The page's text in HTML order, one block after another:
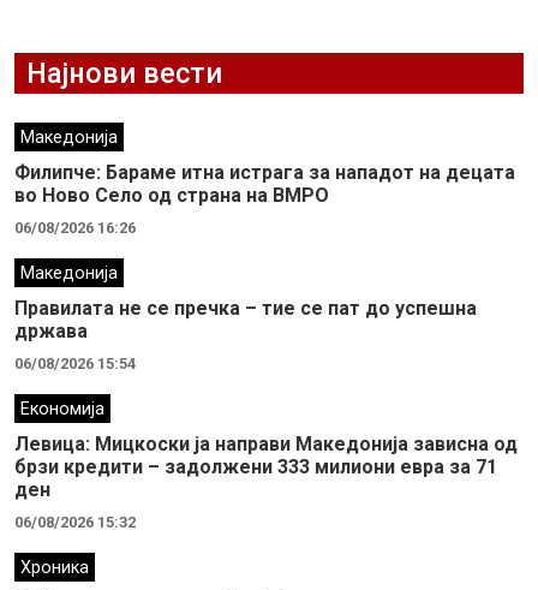
Најнови вести
Македонија
Филипче: Бараме итна истрага за нападот на децата
во Ново Село од страна на ВМРО
06/08/2026 16:26
Македонија
Правилата не се пречка – тие се пат до успешна
држава
06/08/2026 15:54
Економија
Левица: Мицкоски ја направи Македонија зависна од
брзи кредити – задолжени 333 милиони евра за 71
ден
06/08/2026 15:32
Хроника